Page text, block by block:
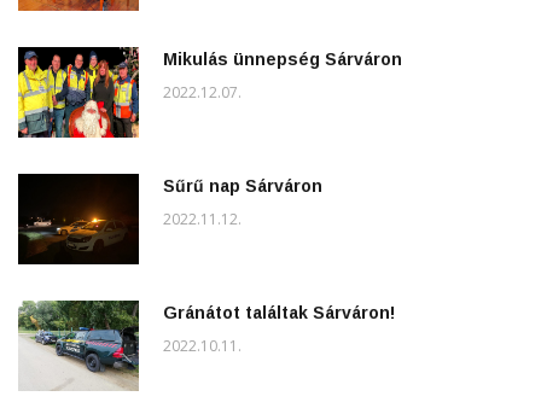
Mikulás ünnepség Sárváron
2022.12.07.
Sűrű nap Sárváron
2022.11.12.
Gránátot találtak Sárváron!
2022.10.11.